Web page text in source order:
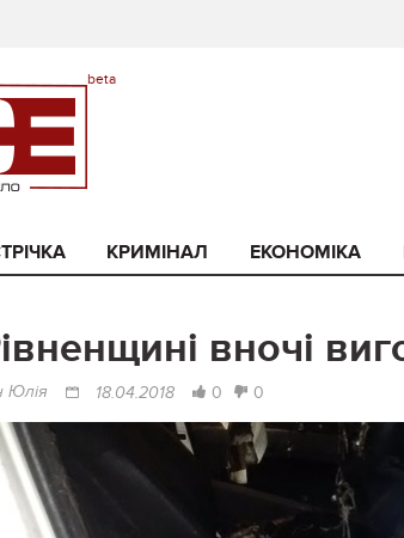
КРИМІНАЛ ЕКОНОМІКА
вночі
Юлія 18.04.2018 0 0